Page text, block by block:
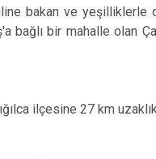
bakan ve yeşilliklerle
bağlı bir mahalle olan
ilçesine 27 km